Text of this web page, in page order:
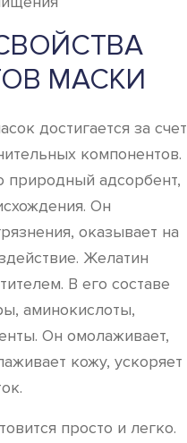
МАСКИ
достигается за счет
компонентов.
природный адсорбент,
Он
оказывает на
Желатин
В его составе
аминокислоты,
Он омолаживает,
кожу, ускоряет
просто и легко.